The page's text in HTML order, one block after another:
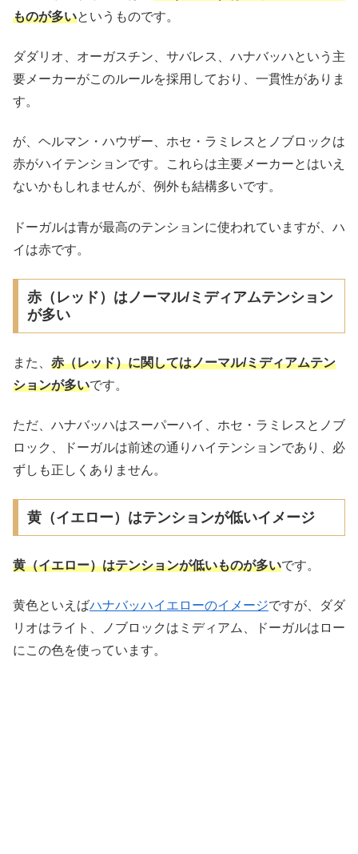
ものが多いというものです。
ダダリオ、オーガスチン、サバレス、ハナバッハという主
要メーカーがこのルールを採用しており、一貫性がありま
す。
が、ヘルマン・ハウザー、ホセ・ラミレスとノブロックは
赤がハイテンションです。これらは主要メーカーとはいえ
ないかもしれませんが、例外も結構多いです。
ドーガルは青が最高のテンションに使われていますが、ハ
イは赤です。
赤（レッド）はノーマル/ミディアムテンション
が多い
また、 赤（レッド）に関してはノーマル/ミディアムテン
ションが多いです。
ただ、ハナバッハはスーパーハイ、ホセ・ラミレスとノブ
ロック、ドーガルは前述の通りハイテンションであり、必
ずしも正しくありません。
黄（イエロー）はテンションが低いイメージ
黄（イエロー）はテンションが低いものが多いです。
黄色といえばハナバッハイエローのイメージですが、ダダ
リオはライト、ノブロックはミディアム、ドーガルはロー
にこの色を使っています。